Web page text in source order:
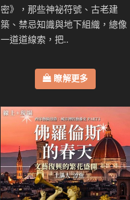
密》，那些神祕符號、古老建
築、禁忌知識與地下組織，總像
一道道線索，把..
瞭解更多